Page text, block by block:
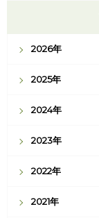
2026年
2025年
2024年
2023年
2022年
2021年